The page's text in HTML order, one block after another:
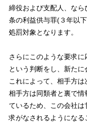
締役および支配人、な
条の利益供与罪(３年以
処罰対象となります。
さらにこのような要求
という判断をし、新たに
これによって、相手方は
相手方は同類者と裏で
ているため、この会社
求がなされるようになる